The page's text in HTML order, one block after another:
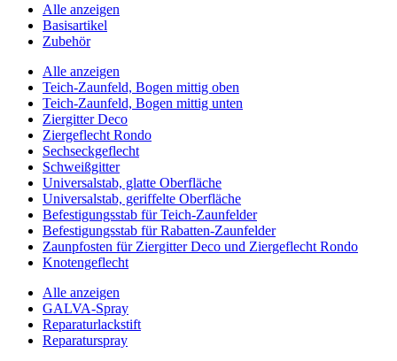
Alle anzeigen
Basisartikel
Zubehör
Alle anzeigen
Teich-Zaunfeld, Bogen mittig oben
Teich-Zaunfeld, Bogen mittig unten
Ziergitter Deco
Ziergeflecht Rondo
Sechseckgeflecht
Schweißgitter
Universalstab, glatte Oberfläche
Universalstab, geriffelte Oberfläche
Befestigungsstab für Teich-Zaunfelder
Befestigungsstab für Rabatten-Zaunfelder
Zaunpfosten für Ziergitter Deco und Ziergeflecht Rondo
Knotengeflecht
Alle anzeigen
GALVA-Spray
Reparaturlackstift
Reparaturspray